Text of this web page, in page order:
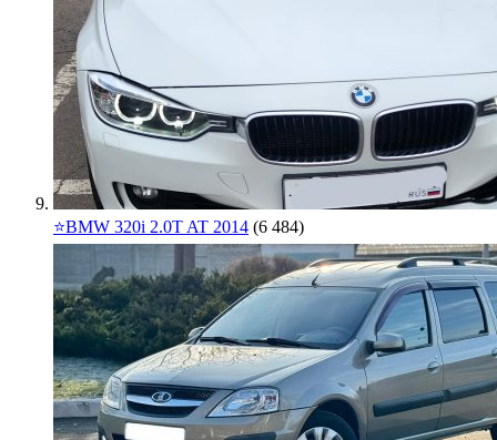
⭐️BMW 320i 2.0T AT 2014 (6 484)